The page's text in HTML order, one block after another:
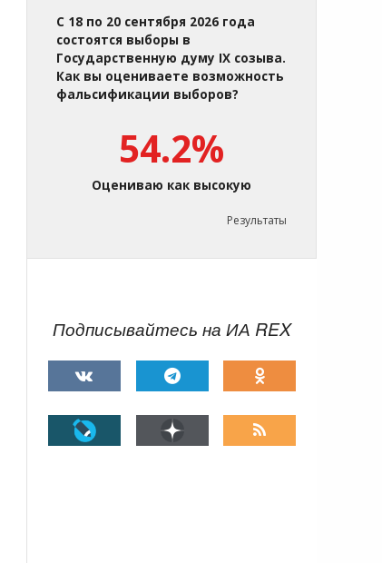
С 18 по 20 сентября 2026 года
состоятся выборы в
Государственную думу IX созыва.
Как вы оцениваете возможность
фальсификации выборов?
54.2%
Оцениваю как высокую
Результаты
Подписывайтесь на ИА REX